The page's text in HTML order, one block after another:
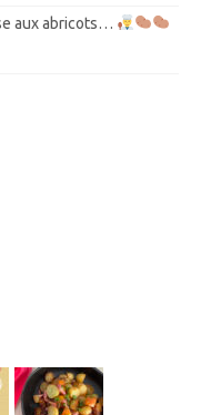
aux abricots…